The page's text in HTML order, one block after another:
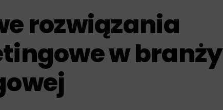
rozwiązania
w branży